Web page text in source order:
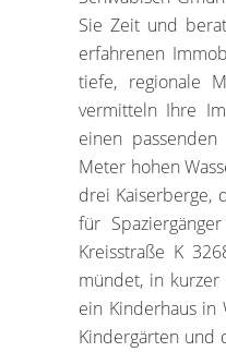
Sie Zeit und
erfahrenen
tiefe, regionale
vermitteln Ihre
einen
Meter hohen
drei Kaiserberge,
für
Kreisstraße K
mündet, in
ein Kinderhaus in
Kindergärten und